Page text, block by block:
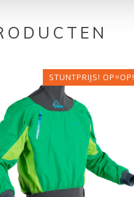
STUNTPRIJS! OP=OP!